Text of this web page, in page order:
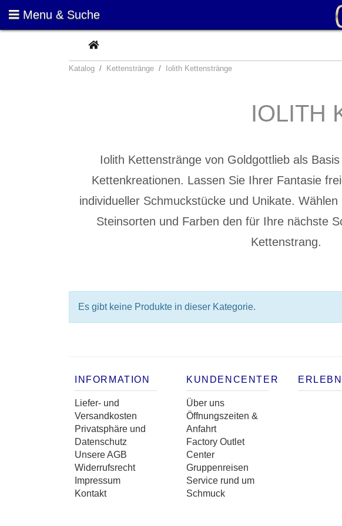
Menu & Suche
CURRENT
Katalog Kettenstränge Iolith Kettenstränge
IOLITH
Iolith Kettenstränge von Goldgottlieb als
Kettenkreationen. Lassen Sie Ihrer Fantasie
individueller Schmuckstücke und Unikate.
Steinsorten und Farben den für Ihre nächste
Kettenstrang.
Es gibt keine Produkte in dieser Kategorie.
INFORMATION
Liefer- und
Versandkosten
Privatsphäre und
Datenschutz
Unsere AGB
Widerrufsrecht
Impressum
Kontakt
KUNDENCENTER
Über uns
Öffnungszeiten &
Anfahrt
Factory Outlet
Center
Gruppenreisen
Service rund um
Schmuck